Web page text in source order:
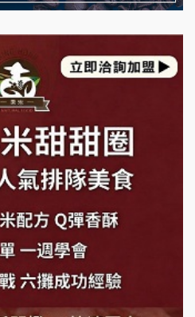
會
會
說明會
說明會